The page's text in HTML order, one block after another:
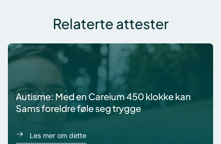
Relaterte attester
Autisme: Med en Careium 450 klokke kan
Sams foreldre føle seg trygge
Les mer om detteom Sam